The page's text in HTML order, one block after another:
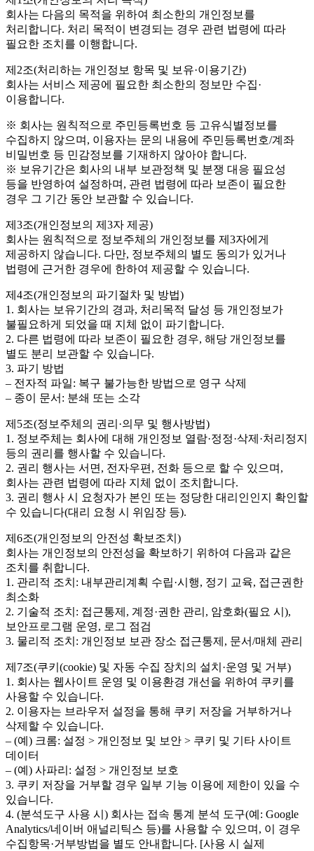
회사는 다음의 목적을 위하여 최소한의 개인정보를
처리합니다. 처리 목적이 변경되는 경우 관련 법령에 따라
필요한 조치를 이행합니다.
제2조(처리하는 개인정보 항목 및 보유·이용기간)
회사는 서비스 제공에 필요한 최소한의 정보만 수집·
이용합니다.
※ 회사는 원칙적으로 주민등록번호 등 고유식별정보를
수집하지 않으며, 이용자는 문의 내용에 주민등록번호/계좌
비밀번호 등 민감정보를 기재하지 않아야 합니다.
※ 보유기간은 회사의 내부 보관정책 및 분쟁 대응 필요성
등을 반영하여 설정하며, 관련 법령에 따라 보존이 필요한
경우 그 기간 동안 보관할 수 있습니다.
제3조(개인정보의 제3자 제공)
회사는 원칙적으로 정보주체의 개인정보를 제3자에게
제공하지 않습니다. 다만, 정보주체의 별도 동의가 있거나
법령에 근거한 경우에 한하여 제공할 수 있습니다.
제4조(개인정보의 파기절차 및 방법)
1. 회사는 보유기간의 경과, 처리목적 달성 등 개인정보가
불필요하게 되었을 때 지체 없이 파기합니다.
2. 다른 법령에 따라 보존이 필요한 경우, 해당 개인정보를
별도 분리 보관할 수 있습니다.
3. 파기 방법
– 전자적 파일: 복구 불가능한 방법으로 영구 삭제
– 종이 문서: 분쇄 또는 소각
제5조(정보주체의 권리·의무 및 행사방법)
1. 정보주체는 회사에 대해 개인정보 열람·정정·삭제·처리정지
등의 권리를 행사할 수 있습니다.
2. 권리 행사는 서면, 전자우편, 전화 등으로 할 수 있으며,
회사는 관련 법령에 따라 지체 없이 조치합니다.
3. 권리 행사 시 요청자가 본인 또는 정당한 대리인인지 확인할
수 있습니다(대리 요청 시 위임장 등).
제6조(개인정보의 안전성 확보조치)
회사는 개인정보의 안전성을 확보하기 위하여 다음과 같은
조치를 취합니다.
1. 관리적 조치: 내부관리계획 수립·시행, 정기 교육, 접근권한
최소화
2. 기술적 조치: 접근통제, 계정·권한 관리, 암호화(필요 시),
보안프로그램 운영, 로그 점검
3. 물리적 조치: 개인정보 보관 장소 접근통제, 문서/매체 관리
제7조(쿠키(cookie) 및 자동 수집 장치의 설치·운영 및 거부)
1. 회사는 웹사이트 운영 및 이용환경 개선을 위하여 쿠키를
사용할 수 있습니다.
2. 이용자는 브라우저 설정을 통해 쿠키 저장을 거부하거나
삭제할 수 있습니다.
– (예) 크롬: 설정 > 개인정보 및 보안 > 쿠키 및 기타 사이트
데이터
– (예) 사파리: 설정 > 개인정보 보호
3. 쿠키 저장을 거부할 경우 일부 기능 이용에 제한이 있을 수
있습니다.
4. (분석도구 사용 시) 회사는 접속 통계 분석 도구(예: Google
Analytics/네이버 애널리틱스 등)를 사용할 수 있으며, 이 경우
수집항목·거부방법을 별도 안내합니다. [사용 시 실제